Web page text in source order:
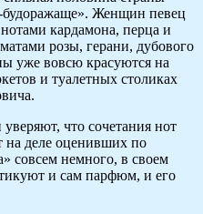
будоражаще». Женщин певец
кардамона, перца и
розы, герани, дубового
уже вовсю красуются на
и туалетных столиках
что сочетания нот
на деле оценивших по
совсем немного, в своем
и сам парфюм, и его